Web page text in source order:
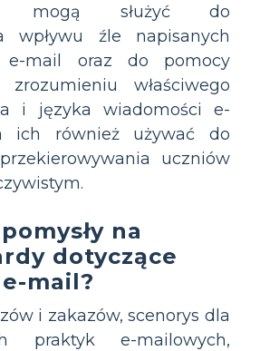
mogą służyć do
wpływu źle napisanych
e-mail oraz do pomocy
właściwego
i języka wiadomości e-
ich również używać do
uczniów
na
dotyczące
mail?
i zakazów, scenorys dla
praktyk e-mailowych,